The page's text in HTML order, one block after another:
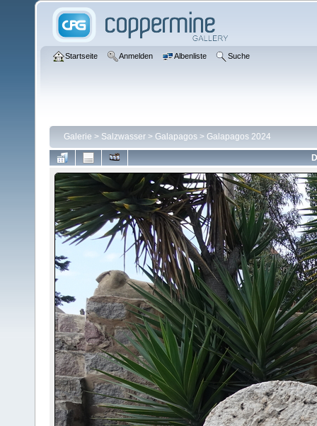
Startseite Anmelden Albenliste Suche
Galerie > Salzwasser > Galapagos > Galapagos 2024